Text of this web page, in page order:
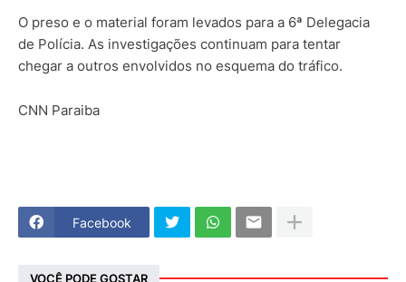
O preso e o material foram levados para a 6ª Delegacia
de Polícia. As investigações continuam para tentar
chegar a outros envolvidos no esquema do tráfico.
CNN Paraiba
Facebook
VOCÊ PODE GOSTAR